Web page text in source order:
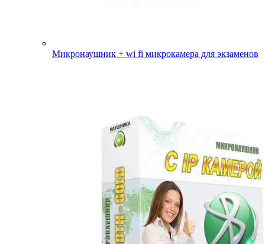
Микронаушник + wi fi микрокамера для экзаменов